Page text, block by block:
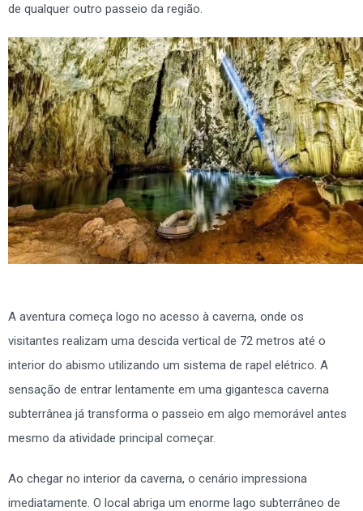
de qualquer outro passeio da região.
A aventura começa logo no acesso à caverna, onde os
visitantes realizam uma descida vertical de 72 metros até o
interior do abismo utilizando um sistema de rapel elétrico. A
sensação de entrar lentamente em uma gigantesca caverna
subterrânea já transforma o passeio em algo memorável antes
mesmo da atividade principal começar.
Ao chegar no interior da caverna, o cenário impressiona
imediatamente. O local abriga um enorme lago subterrâneo de